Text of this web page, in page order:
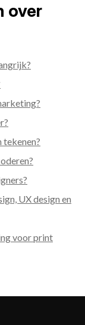
over
UX design en
voor print